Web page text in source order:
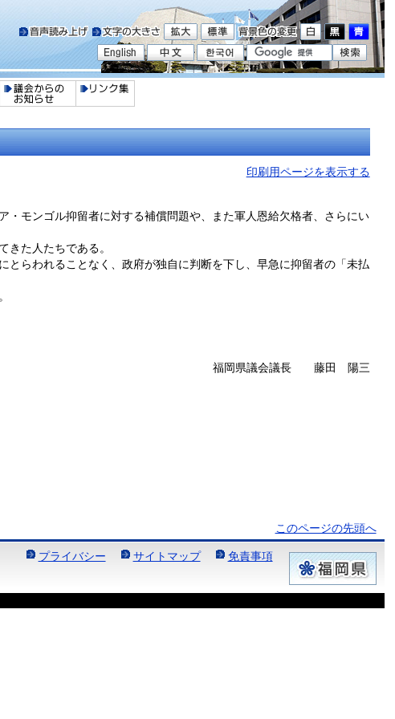
印刷用ページを表示する
モンゴル抑留者に対する補償問題や、また軍人恩給欠格者、さらにい
た人たちである。
らわれることなく、政府が独自に判断を下し、早急に抑留者の「未払
福岡県議会議長 藤田 陽三
このページの先頭へ
プライバシー サイトマップ 免責事項